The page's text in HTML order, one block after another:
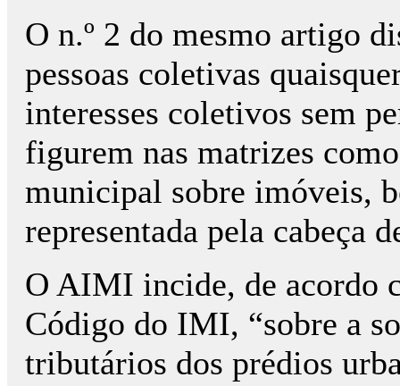
O n.º 2 do mesmo artigo
pessoas coletivas
interesses coletivos sem
figurem nas matrizes
municipal sobre imóveis,
representada pela cabeça
O AIMI incide, de acordo
Código do IMI, “sobre a
tributários dos prédios